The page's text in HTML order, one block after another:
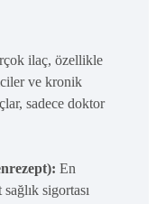
ilaç, özellikle
ve kronik
sadece doktor
En
sigortası